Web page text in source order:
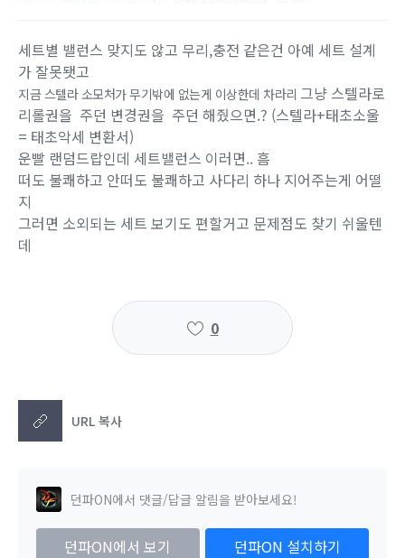
세트별 밸런스 맞지도 않고 무리,충전 같은건 아예 세트 설계
가 잘못됏고
지금 스텔라 소모처가 무기밖에 없는게 이상한데 차라리 그냥 스텔라로
리롤권을 주던 변경권을 주던 해줬으면.? (스텔라+태초소울
= 태초악세 변환서)
운빨 랜덤드랍인데 세트밸런스 이러면.. 흠
떠도 불쾌하고 안떠도 불쾌하고 사다리 하나 지어주는게 어떨
지
그러면 소외되는 세트 보기도 편할거고 문제점도 찾기 쉬울텐
데
0
URL 복사
던파ON에서 댓글/답글 알림을 받아보세요!
던파ON에서 보기 던파ON 설치하기